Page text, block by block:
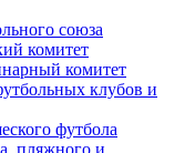
союза
комитет
комитет
клубов и
футбола
пляжного и